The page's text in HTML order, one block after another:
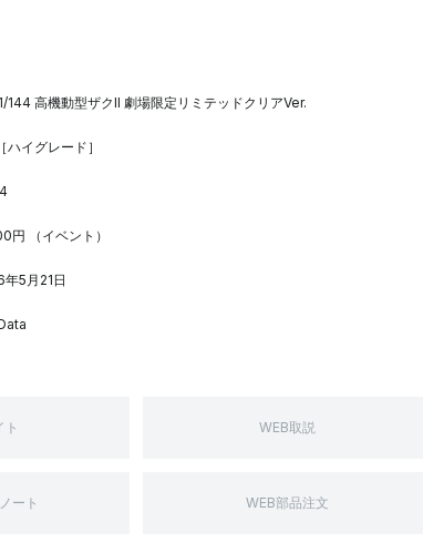
144 高機動型ザクII 劇場限定リミテッドクリアVer.
ハイグレード］
円 （イベント）
年5月21日
ト WEB取説
ート WEB部品注文